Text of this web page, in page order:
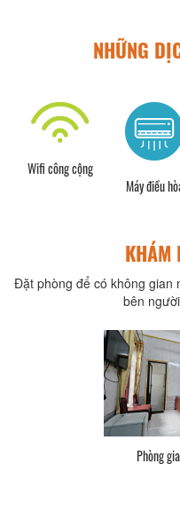
NHỮNG
Dịch vụ công cộng
Bàn
KHÁM
Đặt phòng để có không gian
bên
Phòng